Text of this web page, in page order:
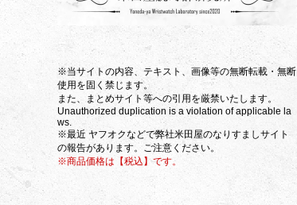
※当サイトの内容、テキスト、画像等の無断転載・無断
使用を固く禁じます。
また、まとめサイト等への引用を厳禁いたします。
Unauthorized duplication is a violation of applicable la
ws.
※最近 ヤフオクなどで弊社米田屋のなりすましサイト
の報告があります。ご注意ください。
※商品価格は【税込】です。